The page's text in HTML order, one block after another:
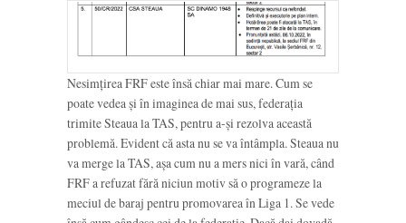
Nesimțirea FRF este însă chiar mai mare. Cum se
poate vedea și în imaginea de mai sus, federația
trimite Steaua la TAS, pentru a-și rezolva această
problemă. Evident că asta nu se va întâmpla. Steaua nu
va merge la TAS, așa cum nu a mers nici în vară, când
FRF a refuzat fără niciun motiv să o programeze la
meciul de baraj pentru promovarea în Liga 1. Se vede